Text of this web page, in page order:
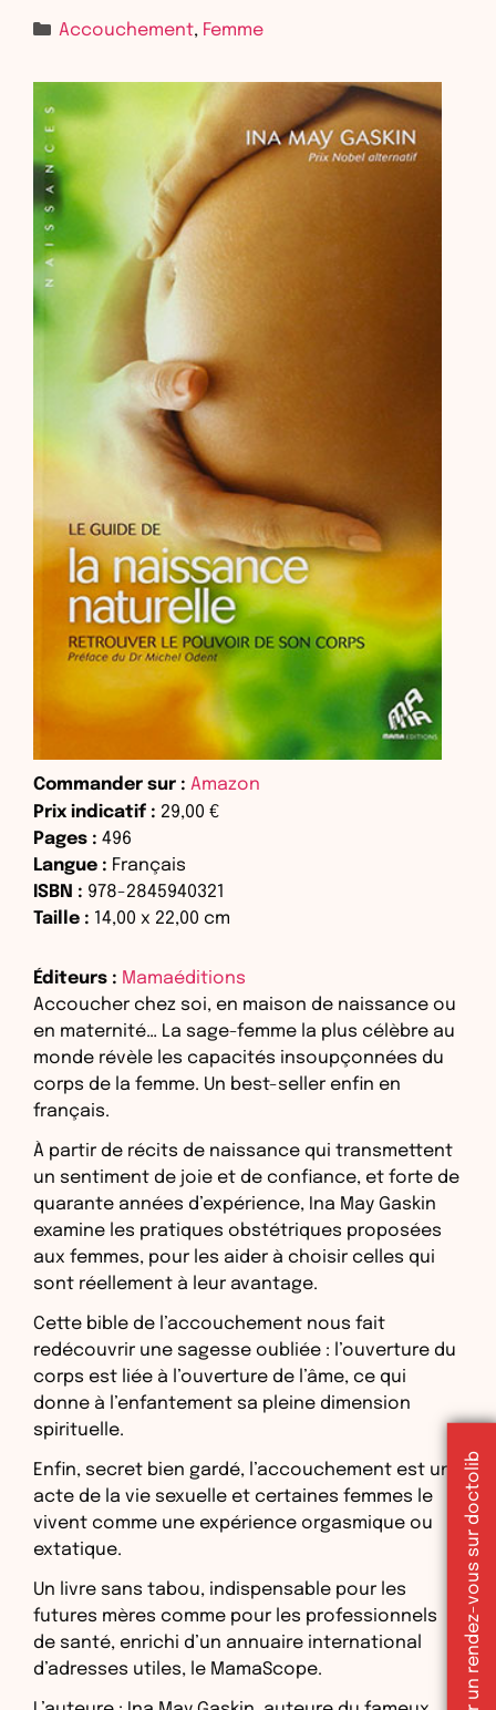
Accouchement, Femme
Commander sur : Amazon
Prix indicatif : 29,00 €
Pages : 496
Langue : Français
ISBN : 978-2845940321
Taille : 14,00 x 22,00 cm
Éditeurs : Mamaéditions
Accoucher chez soi, en maison de naissance ou
en maternité… La sage-femme la plus célèbre au
monde révèle les capacités insoupçonnées du
corps de la femme. Un best-seller enfin en
français.
À partir de récits de naissance qui transmettent
un sentiment de joie et de confiance, et forte de
quarante années d’expérience, Ina May Gaskin
examine les pratiques obstétriques proposées
aux femmes, pour les aider à choisir celles qui
sont réellement à leur avantage.
Cette bible de l’accouchement nous fait
redécouvrir une sagesse oubliée : l’ouverture du
corps est liée à l’ouverture de l’âme, ce qui
donne à l’enfantement sa pleine dimension
spirituelle.
Enfin, secret bien gardé, l’accouchement est un
acte de la vie sexuelle et certaines femmes le
vivent comme une expérience orgasmique ou
extatique.
Un livre sans tabou, indispensable pour les
futures mères comme pour les professionnels
de santé, enrichi d’un annuaire international
d’adresses utiles, le MamaScope.
Réserver un rendez-vous sur doctolib